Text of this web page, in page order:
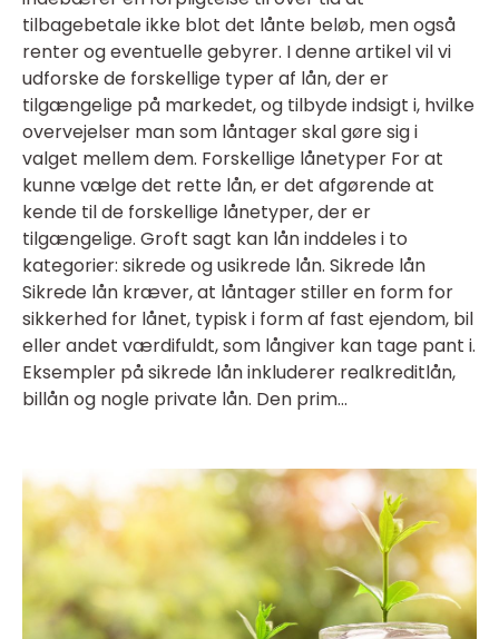
tilbagebetale ikke blot det lånte beløb, men også
renter og eventuelle gebyrer. I denne artikel vil vi
udforske de forskellige typer af lån, der er
tilgængelige på markedet, og tilbyde indsigt i, hvilke
overvejelser man som låntager skal gøre sig i
valget mellem dem. Forskellige lånetyper For at
kunne vælge det rette lån, er det afgørende at
kende til de forskellige lånetyper, der er
tilgængelige. Groft sagt kan lån inddeles i to
kategorier: sikrede og usikrede lån. Sikrede lån
Sikrede lån kræver, at låntager stiller en form for
sikkerhed for lånet, typisk i form af fast ejendom, bil
eller andet værdifuldt, som långiver kan tage pant i.
Eksempler på sikrede lån inkluderer realkreditlån,
billån og nogle private lån. Den prim...